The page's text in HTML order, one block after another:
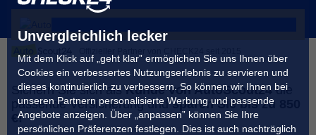
Unvergleichlich lecker
Mit dem Klick auf „geht klar” ermöglichen Sie uns Ihnen über
Cookies ein verbessertes Nutzungserlebnis zu servieren und
dieses kontinuierlich zu verbessern. So können wir Ihnen bei
unseren Partnern personalisierte Werbung und passende
Angebote anzeigen. Über „anpassen” können Sie Ihre
persönlichen Präferenzen festlegen. Dies ist auch nachträglich
Sichern Sie sich alsKunde von AutoScout24 die
passende Versicherung undsparen Sie bis zu 850
€!